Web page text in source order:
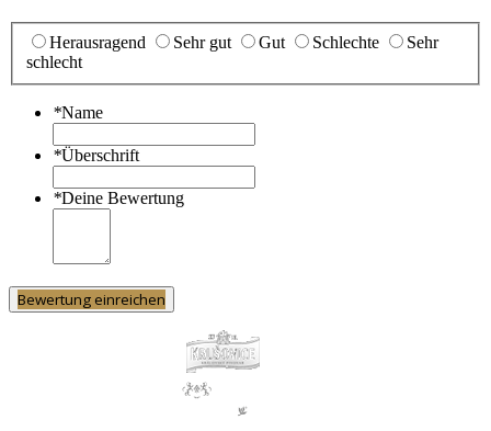
Herausragend Sehr gut Gut Schlechte
Sehr
schlecht
*Name
*Überschrift
*Deine Bewertung
Bewertung einreichen